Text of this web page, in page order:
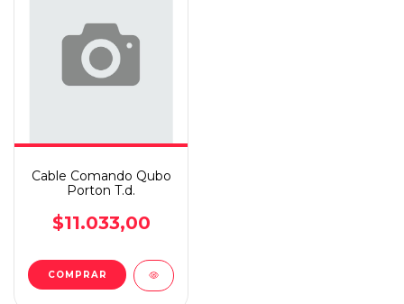
Cable Comando Qubo
Porton T.d.
$11.033,00